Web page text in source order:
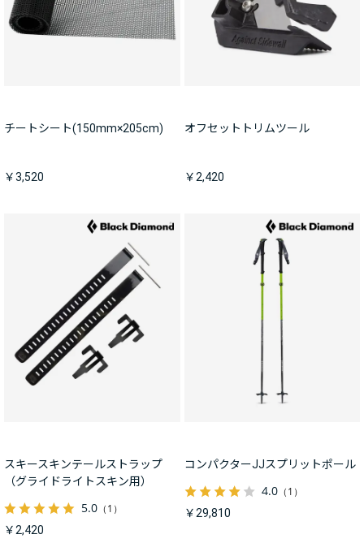
チートシート(150mm×205cm)
￥3,520
オフセットトリムツール
￥2,420
スキースキンテールストラップ
（グライドライトスキン用）
5.0 （1）
￥2,420
コンパクターJJスプリットポール
4.0（1）
￥29,810